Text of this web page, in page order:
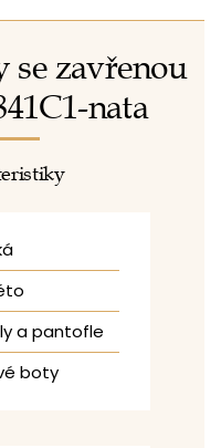
se zavřenou
nata
a pantofle
boty